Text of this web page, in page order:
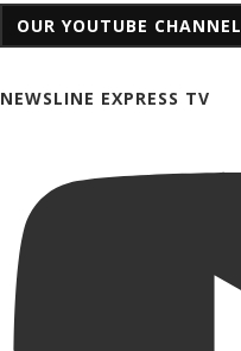
OUR YOUTUBE CHANNEL
NEWSLINE EXPRESS TV